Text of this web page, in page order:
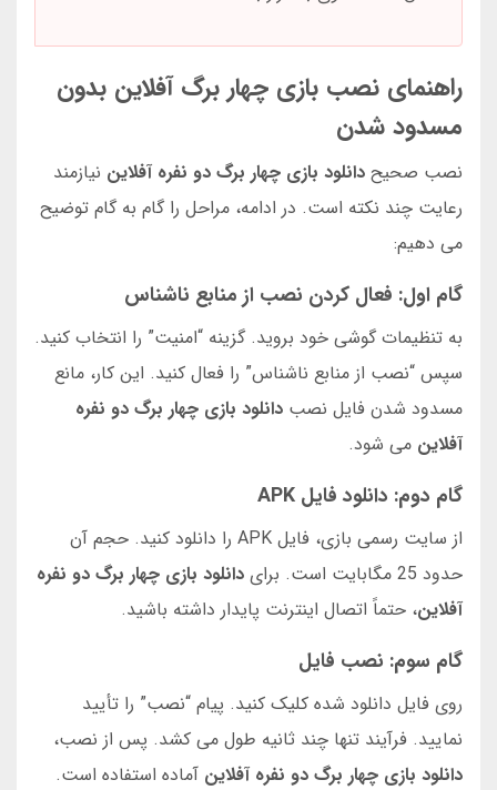
راهنمای نصب بازی چهار برگ آفلاین بدون
مسدود شدن
نصب صحیح دانلود بازی چهار برگ دو نفره آفلاین نیازمند
رعایت چند نکته است. در ادامه، مراحل را گام به گام توضیح
می دهیم:
گام اول: فعال کردن نصب از منابع ناشناس
به تنظیمات گوشی خود بروید. گزینه “امنیت” را انتخاب کنید.
سپس “نصب از منابع ناشناس” را فعال کنید. این کار، مانع
مسدود شدن فایل نصب دانلود بازی چهار برگ دو نفره
آفلاین می شود.
گام دوم: دانلود فایل APK
از سایت رسمی بازی، فایل APK را دانلود کنید. حجم آن
حدود 25 مگابایت است. برای
دانلود بازی چهار برگ دو نفره
آفلاین، حتماً اتصال اینترنت پایدار داشته باشید.
گام سوم: نصب فایل
روی فایل دانلود شده کلیک کنید. پیام “نصب” را تأیید
نمایید. فرآیند تنها چند ثانیه طول می کشد. پس از نصب،
دانلود بازی چهار برگ دو نفره آفلاین آماده استفاده است.